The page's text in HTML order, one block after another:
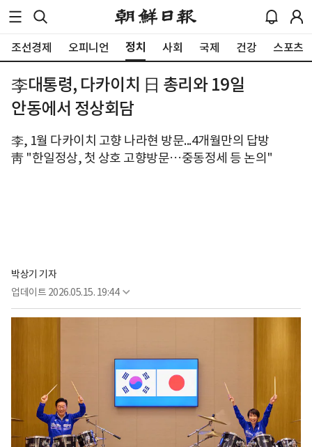
조선경제 오피니언 정치 사회 국제 건강 스포츠
李대통령, 다카이치 日 총리와 19일
안동에서 정상회담
李, 1월 다카이치 고향 나라현 방문...4개월만의 답방
靑 "한일정상, 첫 상호 고향방문…중동정세 등 논의"
박상기 기자
업데이트 2026.05.15. 19:44